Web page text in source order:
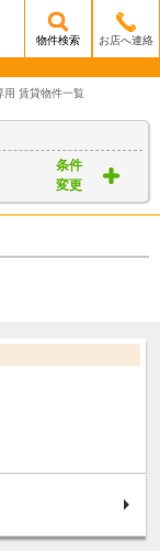
logo.png
物件検索 お店へ連絡
用 賃貸物件一覧
条件
変更